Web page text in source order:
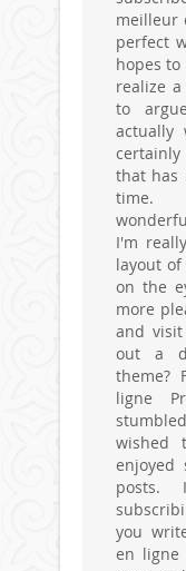
meilleur
perfect
hopes
realize
to
actually
that has
time.
I'm
layout
on the
more
and
out a
theme?
ligne
wished
enjoyed
you
en ligne